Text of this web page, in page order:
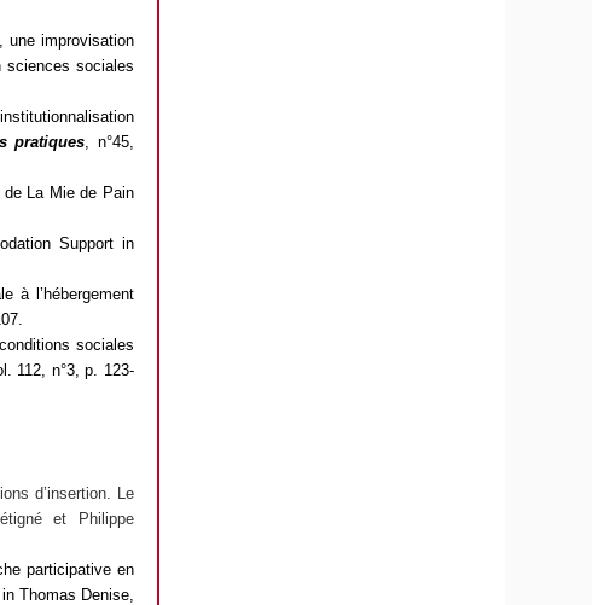
une improvisation
sciences sociales
pratiques
n°45,
de La Mie de Pain
Support in
à l’hébergement
sociales
112, n°3, p. 123-
d’insertion. Le
et Philippe
participative en
inThomas Denise,